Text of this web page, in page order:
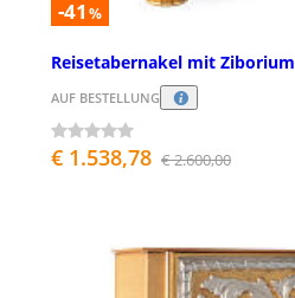
-41 %
Reisetabernakel mit Ziborium
AUF BESTELLUNG
€ 1.538,78 € 2.600,00